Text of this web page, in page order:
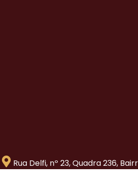
Rua Delfi, nº 23, Quadra 236,